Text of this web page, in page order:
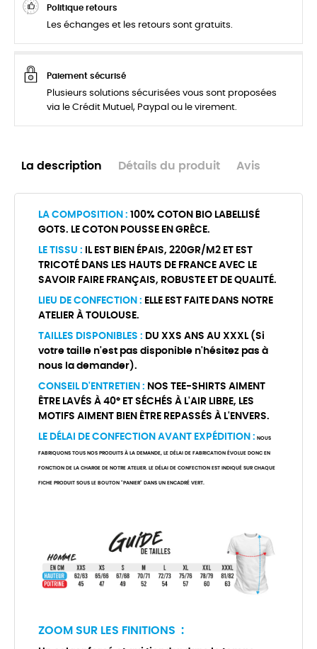
Politique retours
Les échanges et les retours sont gratuits.
Paiement sécurisé
Plusieurs solutions sécurisées vous sont proposées
via le Crédit Mutuel, Paypal ou le virement.
La description Détails du produit Avis
LA COMPOSITION : 100% COTON BIO LABELLISÉ
GOTS. LE COTON POUSSE EN GRÊCE.
LE TISSU : IL EST BIEN ÉPAIS, 220GR/M2 ET EST
TRICOTÉ DANS LES HAUTS DE FRANCE AVEC LE
SAVOIR FAIRE FRANÇAIS, ROBUSTE ET DE QUALITÉ.
LIEU DE CONFECTION : ELLE EST FAITE DANS NOTRE
ATELIER À TOULOUSE.
TAILLES DISPONIBLES : DU XXS ANS AU XXXL (Si
votre taille n'est pas disponible n'hésitez pas à
nous la demander).
CONSEIL D'ENTRETIEN : NOS TEE-SHIRTS AIMENT
ÊTRE LAVÉS À 40° ET SÉCHÉS À L'AIR LIBRE, LES
MOTIFS AIMENT BIEN ÊTRE REPASSÉS À L'ENVERS.
LE DÉLAI DE CONFECTION AVANT EXPÉDITION : NOUS
FABRIQUONS TOUS NOS PRODUITS À LA DEMANDE, LE DÉLAI DE FABRICATION ÉVOLUE DONC EN
FONCTION DE LA CHARGE DE NOTRE ATELIER. LE DÉLAI DE CONFECTION EST INDIQUÉ SUR CHAQUE
FICHE PRODUIT SOUS LE BOUTON "PANIER" DANS UN ENCADRÉ VERT.
ZOOM SUR LES FINITIONS :